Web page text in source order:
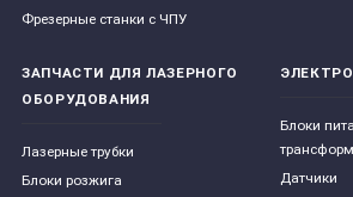
Фрезерные станки с ЧПУ
ЗАПЧАСТИ ДЛЯ ЛАЗЕРНОГО
ОБОРУДОВАНИЯ
Лазерные трубки
Блоки розжига
Блоки
Датчики